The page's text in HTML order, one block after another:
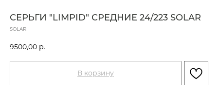
СЕРЬГИ "LIMPID" СРЕДНИЕ 24/223 SOLAR
SOLAR
9500,00 р.
В корзину